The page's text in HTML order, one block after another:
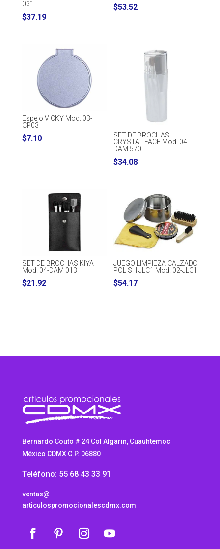
031
$37.19
$53.52
Espejo VICKY Mod. 03-
CP03
$7.10
SET DE BROCHAS
CRYSTAL FACE Mod. 04-
DAM 570
$34.08
SET DE BROCHAS KIYA
Mod. 04-DAM 013
$21.92
JUEGO LIMPIEZA CALZADO
POLISH JLC1 Mod. 02-JLC1
$54.17
Bernardo Couto # 24 Col Algarín, Cuauhtemoc
México CDMX C.P. 06880
Teléfono: 55 68 43 33 91
ventas@
articulospromocionalescdmx.com